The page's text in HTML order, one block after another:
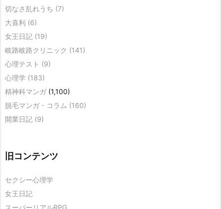
切なさ乱れうち (7)
大喜利 (6)
女王日記 (19)
岐路岐路クリニック (141)
心理テスト (9)
心理学 (183)
精神科マンガ (1,100)
脱毛マンガ・コラム (160)
開業日記 (9)
旧コンテンツ
セクシー心理学
女王日記